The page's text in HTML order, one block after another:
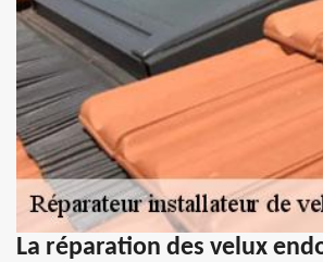
La réparation des velux